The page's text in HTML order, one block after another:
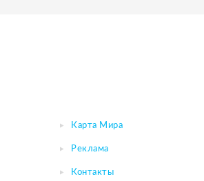
Карта Мира
Реклама
Контакты